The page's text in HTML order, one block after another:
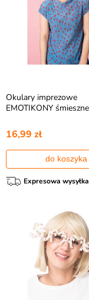
Okulary imprezowe
EMOTIKONY
16,99 zł
do koszyka
Expresowa wysyłka